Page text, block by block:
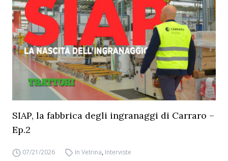
SIAP, la fabbrica degli ingranaggi di Carraro –
Ep.2
07/21/2026 In Vetrina, Interviste